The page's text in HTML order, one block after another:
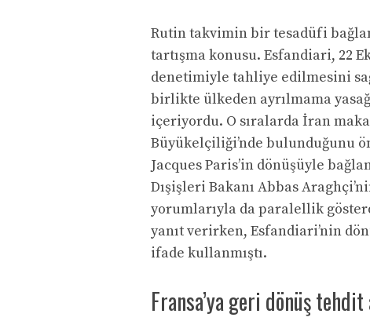
Rutin takvimin bir tesadüfi
tartışma konusu. Esfandiari, 22
denetimiyle tahliye edilmesini
birlikte ülkeden ayrılmama
içeriyordu. O sıralarda İran
Büyükelçiliği’nde bulunduğunu
Jacques Paris’in dönüşüyle
Dışişleri Bakanı Abbas
yorumlarıyla da paralellik
yanıt verirken, Esfandiari’nin
ifade kullanmıştı.
Fransa’ya geri dönüş tehdit